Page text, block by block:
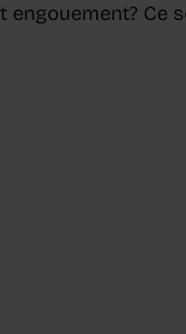
engouement? Ce